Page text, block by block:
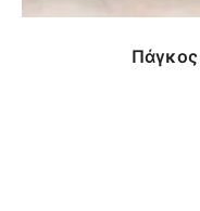
Πάγκος